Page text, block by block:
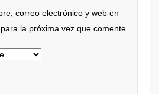
correo electrónico y web en
la próxima vez que comente.